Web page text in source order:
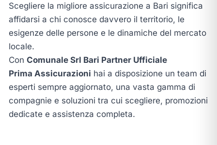
Scegliere la migliore assicurazione a Bari significa
affidarsi a chi conosce davvero il territorio, le
esigenze delle persone e le dinamiche del mercato
locale.
Con Comunale Srl Bari Partner Ufficiale
Prima Assicurazioni hai a disposizione un team di
esperti sempre aggiornato, una vasta gamma di
compagnie e soluzioni tra cui scegliere, promozioni
dedicate e assistenza completa.